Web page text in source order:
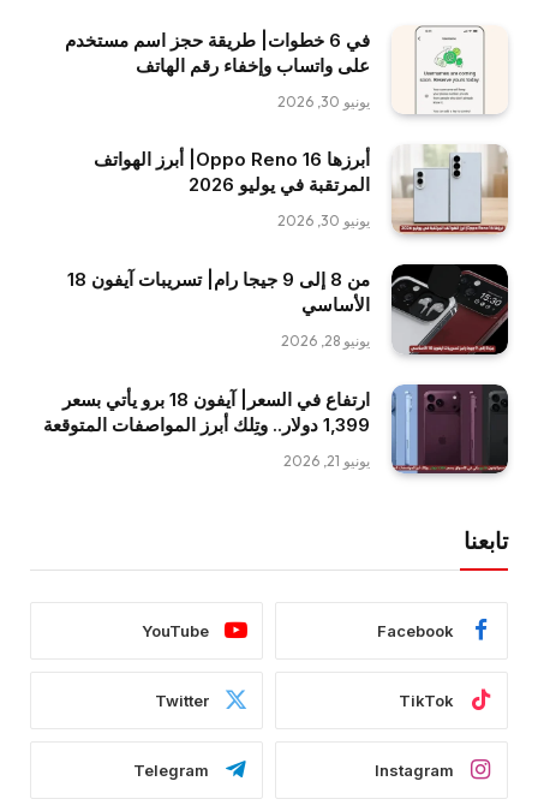
في 6 خطوات| طريقة حجز اسم مستخدم
على واتساب وإخفاء رقم الهاتف
يونيو 30, 2026
أبرزها Oppo Reno 16| أبرز الهواتف
المرتقبة في يوليو 2026
يونيو 30, 2026
من 8 إلى 9 جيجا رام| تسريبات آيفون 18
الأساسي
يونيو 28, 2026
ارتفاع في السعر| آيفون 18 برو يأتي بسعر
1,399 دولار.. وتِلك أبرز المواصفات المتوقعة
يونيو 21, 2026
تابعنا
Facebook
YouTube
TikTok
Twitter
Instagram
Telegram